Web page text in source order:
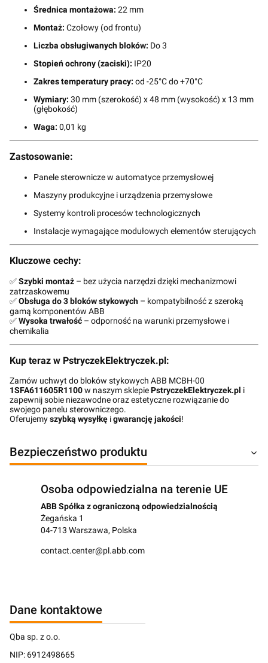
Średnica montażowa: 22 mm
Montaż: Czołowy (od frontu)
Liczba obsługiwanych bloków: Do 3
Stopień ochrony (zaciski): IP20
Zakres temperatury pracy: od -25°C do +70°C
Wymiary: 30 mm (szerokość) x 48 mm (wysokość) x 13 mm
(głębokość)
Waga: 0,01 kg
Zastosowanie:
Panele sterownicze w automatyce przemysłowej
Maszyny produkcyjne i urządzenia przemysłowe
Systemy kontroli procesów technologicznych
Instalacje wymagające modułowych elementów sterujących
Kluczowe cechy:
✅Szybki montaż – bez użycia narzędzi dzięki mechanizmowi
zatrzaskowemu
✅Obsługa do 3 bloków stykowych – kompatybilność z szeroką
gamą komponentów ABB
✅Wysoka trwałość – odporność na warunki przemysłowe i
chemikalia
Kup teraz w PstryczekElektryczek.pl:
Zamów uchwyt do bloków stykowych ABB MCBH-00
1SFA611605R1100w naszym sklepiePstryczekElektryczek.pl i
zapewnij sobie niezawodne oraz estetyczne rozwiązanie do
swojego panelu sterowniczego.
Oferujemyszybką wysyłkę igwarancję jakości!
Bezpieczeństwo produktu
Osoba odpowiedzialna na terenie UE
ABB Spółka z ograniczoną odpowiedzialnością
Żegańska 1
04-713 Warszawa, Polska
contact.center@pl.abb.com
Dane kontaktowe
Qba sp. z o.o.
NIP: 6912498665